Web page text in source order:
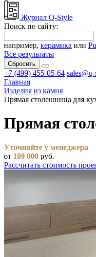
Журнал Q-Style
Поиск по сайту:
например, керамика или
Все результаты
Сбросить
+7 (499) 455-05-64
Главная
Изделия из камня
Прямая столешница для
Прямая
Уточняйте у менеджера
от 109 000 руб.
Рассчитать стоимость